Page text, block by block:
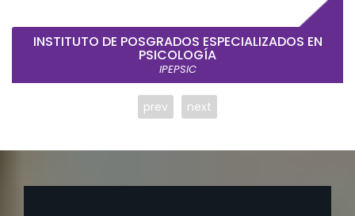
INSTITUTO DE POSGRADOS ESPECIALIZADOS EN
PSICOLOGÍA
IPEPSIC
prev next